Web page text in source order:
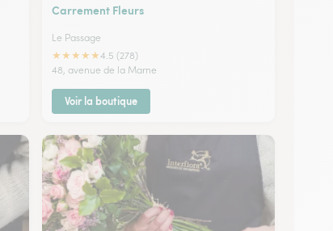
Carrement Fleurs
Le Passage
★★★★★4.5 (278)
48, avenue de la Marne
Voir la boutique